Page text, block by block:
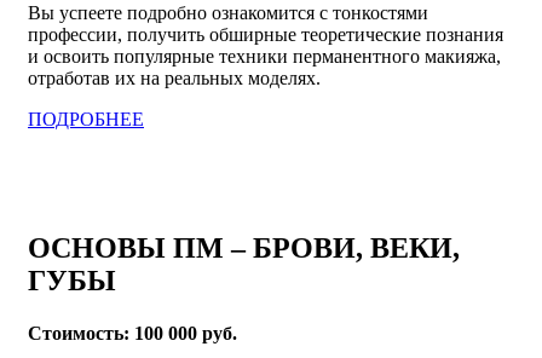
Вы успеете подробно ознакомится с тонкостями
профессии, получить обширные теоретические познания
и освоить популярные техники перманентного макияжа,
отработав их на реальных моделях.
ПОДРОБНЕЕ
ОСНОВЫ ПМ – БРОВИ, ВЕКИ,
ГУБЫ
Стоимость: 100 000 руб.